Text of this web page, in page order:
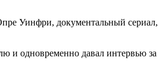
Уинфри, документальный
и одновременно давал интервью